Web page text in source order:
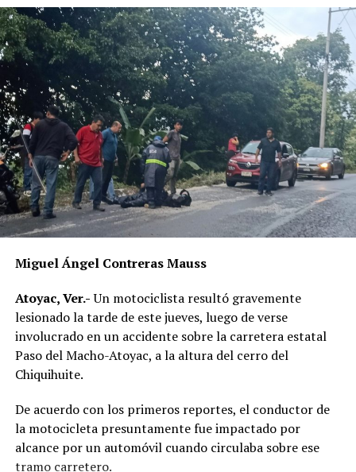
Miguel Ángel Contreras Mauss
Atoyac, Ver.-Un motociclista resultó gravemente
lesionado la tarde de este jueves, luego de verse
involucrado en un accidente sobre la carretera estatal
Paso del Macho-Atoyac, a la altura del cerro del
Chiquihuite.
De acuerdo con los primeros reportes, el conductor de
la motocicleta presuntamente fue impactado por
alcance por un automóvil cuando circulaba sobre ese
tramo carretero.